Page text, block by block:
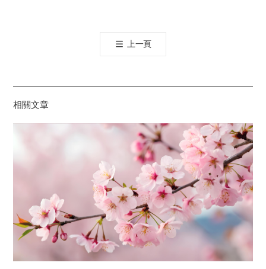
톡
공
기
上一頁
相關文章